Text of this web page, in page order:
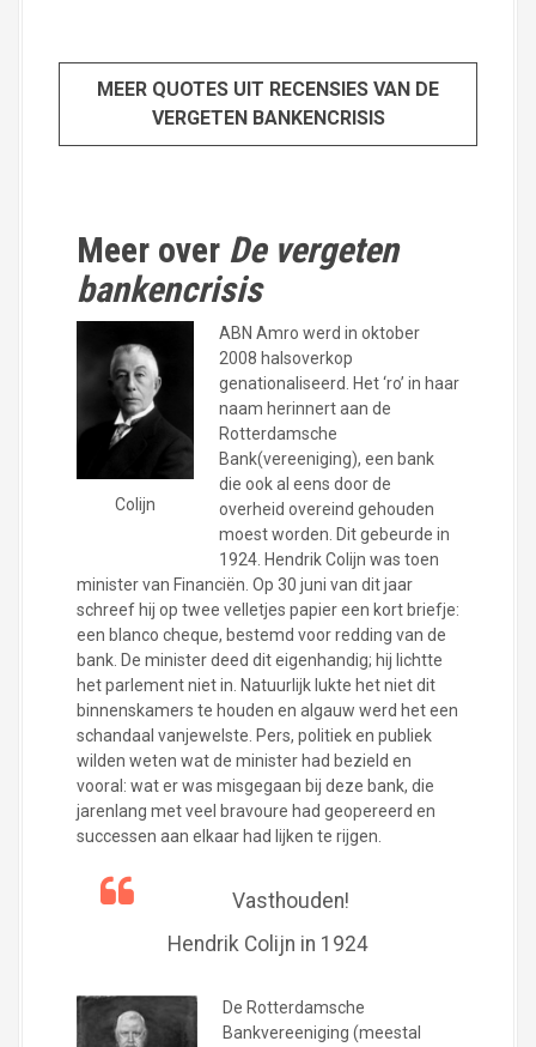
MEER QUOTES UIT RECENSIES VAN DE
VERGETEN BANKENCRISIS
Meer over De vergeten
bankencrisis
Colijn
ABN Amro werd in oktober
2008 halsoverkop
genationaliseerd. Het ‘ro’ in haar
naam herinnert aan de
Rotterdamsche
Bank(vereeniging), een bank
die ook al eens door de
overheid overeind gehouden
moest worden. Dit gebeurde in
1924. Hendrik Colijn was toen
minister van Financiën. Op 30 juni van dit jaar
schreef hij op twee velletjes papier een kort briefje:
een blanco cheque, bestemd voor redding van de
bank. De minister deed dit eigenhandig; hij lichtte
het parlement niet in. Natuurlijk lukte het niet dit
binnenskamers te houden en algauw werd het een
schandaal vanjewelste. Pers, politiek en publiek
wilden weten wat de minister had bezield en
vooral: wat er was misgegaan bij deze bank, die
jarenlang met veel bravoure had geopereerd en
successen aan elkaar had lijken te rijgen.
Vasthouden!
Hendrik Colijn in 1924
De Rotterdamsche
Bankvereeniging (meestal